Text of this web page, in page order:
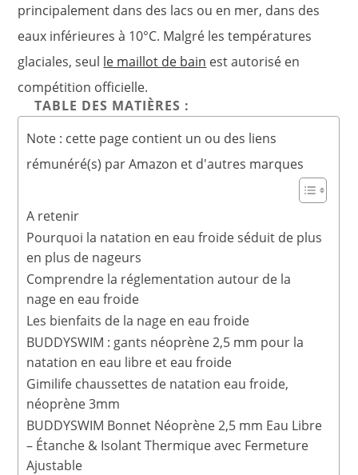
principalement dans des lacs ou en mer, dans des
eaux inférieures à 10°C. Malgré les températures
glaciales, seul le maillot de bain est autorisé en
compétition officielle.
TABLE DES MATIÈRES :
Note : cette page contient un ou des liens
rémunéré(s) par Amazon et d'autres marques
A retenir
Pourquoi la natation en eau froide séduit de plus
en plus de nageurs
Comprendre la réglementation autour de la
nage en eau froide
Les bienfaits de la nage en eau froide
BUDDYSWIM : gants néoprène 2,5 mm pour la
natation en eau libre et eau froide
Gimilife chaussettes de natation eau froide,
néoprène 3mm
BUDDYSWIM Bonnet Néoprène 2,5 mm Eau Libre
– Étanche & Isolant Thermique avec Fermeture
Ajustable